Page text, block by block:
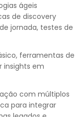
ágeis
de discovery
jornada, testes de
ferramentas de
insights em
com múltiplos
para integrar